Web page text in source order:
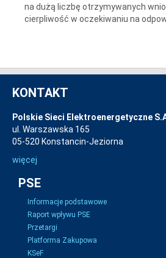
na dużą liczbę otrzymywanych
cierpliwość w oczekiwaniu na
KONTAKT
Polskie Sieci Elektroenergetyczne
ul. Warszawska 165
05-520 Konstancin-Jeziorna
więcej
PSE
Informacje podstawowe
Raport wpływu PSE
Przetargi
Platforma Zakupowa
KSeF